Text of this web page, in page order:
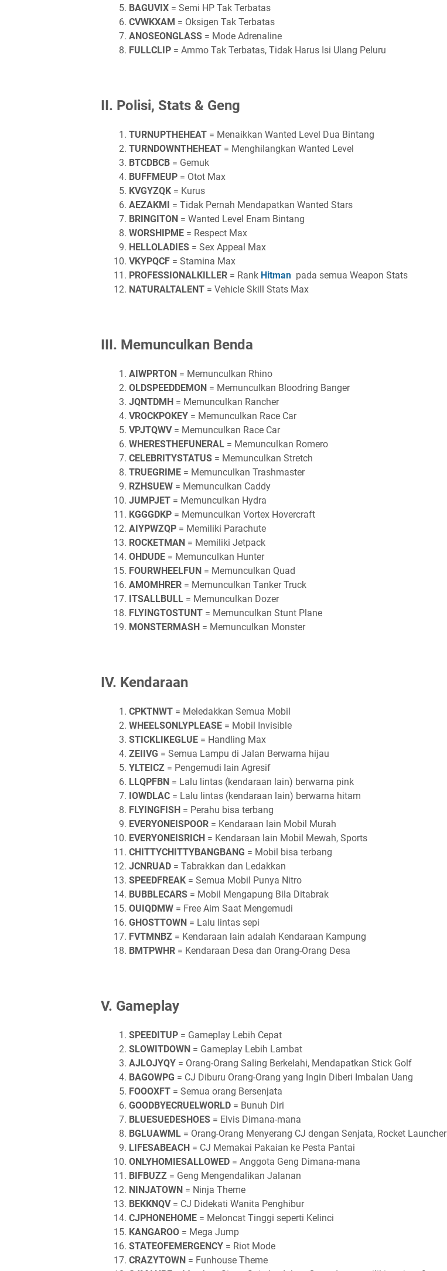
BAGUVIX = Semi HP Tak Terbatas
CVWKXAM = Oksigen Tak Terbatas
ANOSEONGLASS = Mode Adrenaline
FULLCLIP = Ammo Tak Terbatas, Tidak Harus Isi Ulang Peluru
II. Polisi, Stats & Geng
TURNUPTHEHEAT = Menaikkan Wanted Level Dua Bintang
TURNDOWNTHEHEAT = Menghilangkan Wanted Level
BTCDBCB = Gemuk
BUFFMEUP = Otot Max
KVGYZQK = Kurus
AEZAKMI = Tidak Pernah Mendapatkan Wanted Stars
BRINGITON = Wanted Level Enam Bintang
WORSHIPME = Respect Max
HELLOLADIES = Sex Appeal Max
VKYPQCF = Stamina Max
PROFESSIONALKILLER = Rank Hitman pada semua Weapon Stats
NATURALTALENT = Vehicle Skill Stats Max
III. Memunculkan Benda
AIWPRTON = Memunculkan Rhino
OLDSPEEDDEMON = Memunculkan Bloodring Banger
JQNTDMH = Memunculkan Rancher
VROCKPOKEY = Memunculkan Race Car
VPJTQWV= Memunculkan Race Car
WHERESTHEFUNERAL = Memunculkan Romero
CELEBRITYSTATUS = Memunculkan Stretch
TRUEGRIME = Memunculkan Trashmaster
RZHSUEW = Memunculkan Caddy
JUMPJET = Memunculkan Hydra
KGGGDKP = Memunculkan Vortex Hovercraft
AIYPWZQP = Memiliki Parachute
ROCKETMAN = Memiliki Jetpack
OHDUDE = Memunculkan Hunter
FOURWHEELFUN = Memunculkan Quad
AMOMHRER = Memunculkan Tanker Truck
ITSALLBULL = Memunculkan Dozer
FLYINGTOSTUNT = Memunculkan Stunt Plane
MONSTERMASH = Memunculkan Monster
IV. Kendaraan
CPKTNWT = Meledakkan Semua Mobil
WHEELSONLYPLEASE = Mobil Invisible
STICKLIKEGLUE = Handling Max
ZEIIVG = Semua Lampu di Jalan Berwarna hijau
YLTEICZ = Pengemudi lain Agresif
LLQPFBN = Lalu lintas (kendaraan lain) berwarna pink
IOWDLAC = Lalu lintas (kendaraan lain) berwarna hitam
FLYINGFISH = Perahu bisa terbang
EVERYONEISPOOR = Kendaraan lain Mobil Murah
EVERYONEISRICH = Kendaraan lain Mobil Mewah, Sports
CHITTYCHITTYBANGBANG = Mobil bisa terbang
JCNRUAD = Tabrakkan dan Ledakkan
SPEEDFREAK = Semua Mobil Punya Nitro
BUBBLECARS = Mobil Mengapung Bila Ditabrak
OUIQDMW = Free Aim Saat Mengemudi
GHOSTTOWN = Lalu lintas sepi
FVTMNBZ = Kendaraan lain adalah Kendaraan Kampung
BMTPWHR = Kendaraan Desa dan Orang-Orang Desa
V. Gameplay
SPEEDITUP = Gameplay Lebih Cepat
SLOWITDOWN = Gameplay Lebih Lambat
AJLOJYQY = Orang-Orang Saling Berkelahi, Mendapatkan Stick Golf
BAGOWPG = CJ Diburu Orang-Orang yang Ingin Diberi Imbalan Uang
FOOOXFT = Semua orang Bersenjata
GOODBYECRUELWORLD = Bunuh Diri
BLUESUEDESHOES = Elvis Dimana-mana
BGLUAWML = Orang-Orang Menyerang CJ dengan Senjata, Rocket Launcher
LIFESABEACH = CJ Memakai Pakaian ke Pesta Pantai
ONLYHOMIESALLOWED = Anggota Geng Dimana-mana
BIFBUZZ = Geng Mengendalikan Jalanan
NINJATOWN = Ninja Theme
BEKKNQV= CJ Didekati Wanita Penghibur
CJPHONEHOME = Meloncat Tinggi seperti Kelinci
KANGAROO = Mega Jump
STATEOFEMERGENCY = Riot Mode
CRAZYTOWN = Funhouse Theme